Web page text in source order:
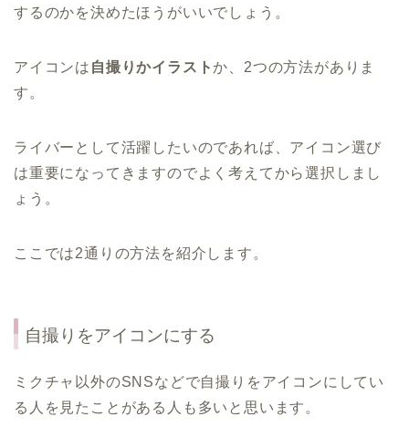
するのかを決めたほうがいいでしょう。
アイコンは 自撮りかイラストか、2つの方法がありま
す。
ライバーとして活躍したいのであれば、アイコン選び
は重要になってきますのでよく考えてから選択しまし
ょう。
ここでは2通りの方法を紹介します。
自撮りをアイコンにする
ミクチャ以外のSNSなどで自撮りをアイコンにしてい
る人を見たことがある人も多いと思います。